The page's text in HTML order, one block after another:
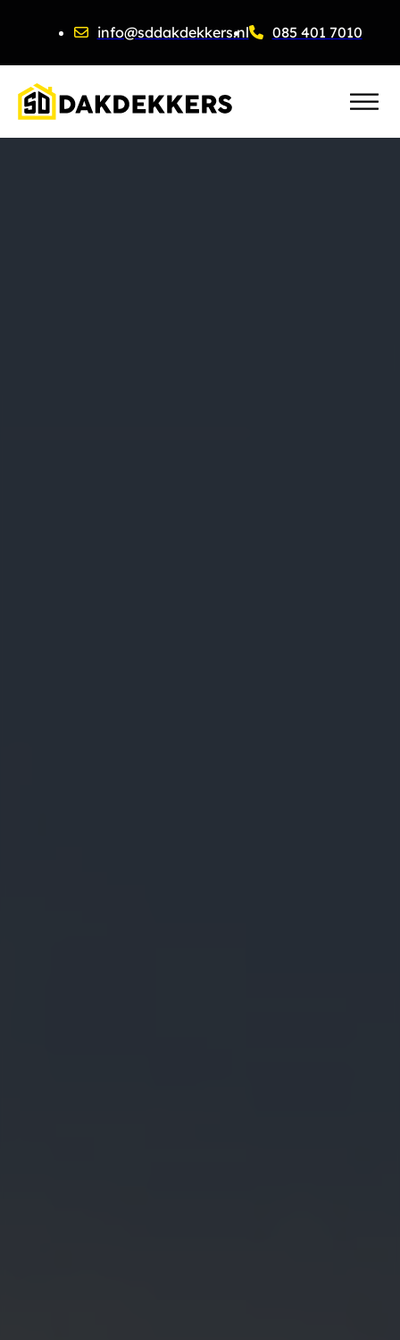
info@sddakdekkers.nl 085 401 7010